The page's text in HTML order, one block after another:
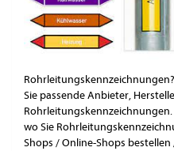
Sie passende Anbieter,
wo Sie
Shops / Online-Shops